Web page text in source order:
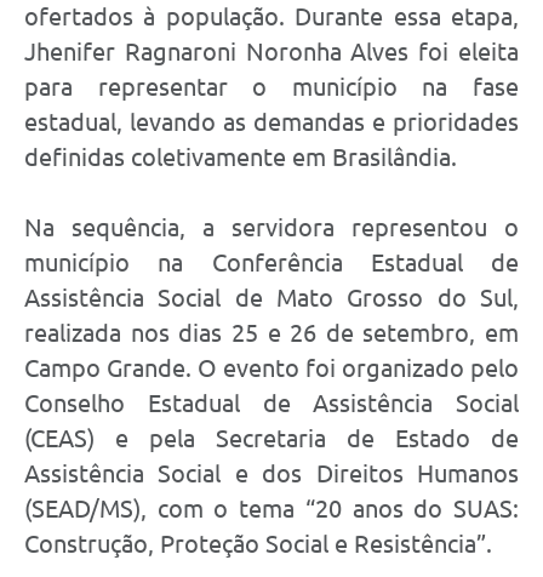
ofertados à população. Durante essa etapa,
Jhenifer Ragnaroni Noronha Alves foi eleita
para representar o município na fase
estadual, levando as demandas e prioridades
definidas coletivamente em Brasilândia.
Na sequência, a servidora representou o
município na Conferência Estadual de
Assistência Social de Mato Grosso do Sul,
realizada nos dias 25 e 26 de setembro, em
Campo Grande. O evento foi organizado pelo
Conselho Estadual de Assistência Social
(CEAS) e pela Secretaria de Estado de
Assistência Social e dos Direitos Humanos
(SEAD/MS), com o tema “20 anos do SUAS:
Construção, Proteção Social e Resistência”.